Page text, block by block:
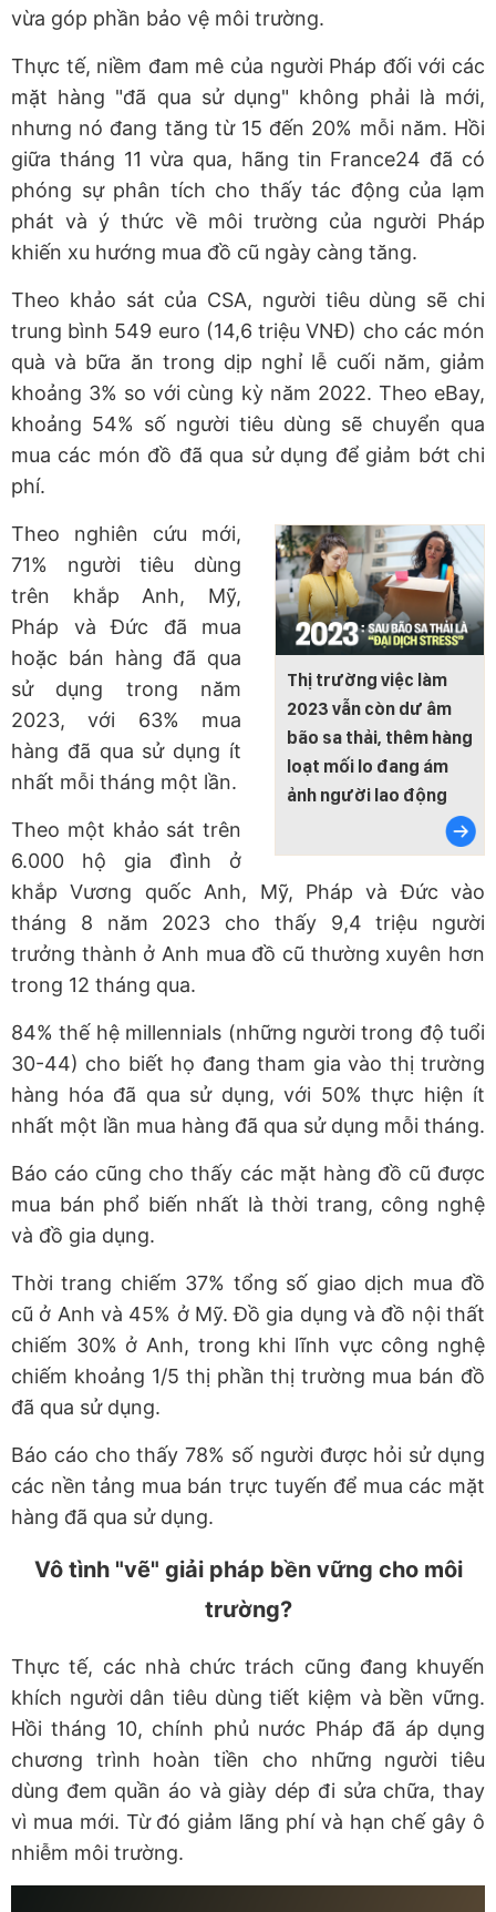
vừa góp phần bảo vệ môi trường.
Thực tế, niềm đam mê của người Pháp đối với các
mặt hàng "đã qua sử dụng" không phải là mới,
nhưng nó đang tăng từ 15 đến 20% mỗi năm. Hồi
giữa tháng 11 vừa qua, hãng tin France24 đã có
phóng sự phân tích cho thấy tác động của lạm
phát và ý thức về môi trường của người Pháp
khiến xu hướng mua đồ cũ ngày càng tăng.
Theo khảo sát của CSA, người tiêu dùng sẽ chi
trung bình 549 euro (14,6 triệu VNĐ) cho các món
quà và bữa ăn trong dịp nghỉ lễ cuối năm, giảm
khoảng 3% so với cùng kỳ năm 2022. Theo eBay,
khoảng 54% số người tiêu dùng sẽ chuyển qua
mua các món đồ đã qua sử dụng để giảm bớt chi
phí.
Thị trường việc làm
2023 vẫn còn dư âm
bão sa thải, thêm hàng
loạt mối lo đang ám
ảnh người lao động
Theo nghiên cứu mới,
71% người tiêu dùng
trên khắp Anh, Mỹ,
Pháp và Đức đã mua
hoặc bán hàng đã qua
sử dụng trong năm
2023, với 63% mua
hàng đã qua sử dụng ít
nhất mỗi tháng một lần.
Theo một khảo sát trên
6.000 hộ gia đình ở
khắp Vương quốc Anh, Mỹ, Pháp và Đức vào
tháng 8 năm 2023 cho thấy 9,4 triệu người
trưởng thành ở Anh mua đồ cũ thường xuyên hơn
trong 12 tháng qua.
84% thế hệ millennials (những người trong độ tuổi
30-44) cho biết họ đang tham gia vào thị trường
hàng hóa đã qua sử dụng, với 50% thực hiện ít
nhất một lần mua hàng đã qua sử dụng mỗi tháng.
Báo cáo cũng cho thấy các mặt hàng đồ cũ được
mua bán phổ biến nhất là thời trang, công nghệ
và đồ gia dụng.
Thời trang chiếm 37% tổng số giao dịch mua đồ
cũ ở Anh và 45% ở Mỹ. Đồ gia dụng và đồ nội thất
chiếm 30% ở Anh, trong khi lĩnh vực công nghệ
chiếm khoảng 1/5 thị phần thị trường mua bán đồ
đã qua sử dụng.
Báo cáo cho thấy 78% số người được hỏi sử dụng
các nền tảng mua bán trực tuyến để mua các mặt
hàng đã qua sử dụng.
Vô tình "vẽ" giải pháp bền vững cho môi
trường?
Thực tế, các nhà chức trách cũng đang khuyến
khích người dân tiêu dùng tiết kiệm và bền vững.
Hồi tháng 10, chính phủ nước Pháp đã áp dụng
chương trình hoàn tiền cho những người tiêu
dùng đem quần áo và giày dép đi sửa chữa, thay
vì mua mới. Từ đó giảm lãng phí và hạn chế gây ô
nhiễm môi trường.